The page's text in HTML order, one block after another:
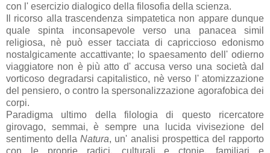
con l' esercizio dialogico della filosofia della scienza.
Il ricorso alla trascendenza simpatetica non appare dunque
quale spinta inconsapevole verso una panacea simil
religiosa, nè può esser tacciata di capriccioso edonismo
nostalgicamente accattivante; lo spaesamento dell' odierno
viaggiatore non è più atto d' accusa verso una società dal
vorticoso degradarsi capitalistico, nè verso l' atomizzazione
del pensiero, o contro la spersonalizzazione agorafobica dei
corpi.
Paradigma ultimo della filologia di questo ricercatore
girovago, semmai, è sempre una lucida vivisezione del
sentimento dellaNatura, un' analisi prospettica del rapporto
con le proprie radici, culturali e ctonie, familiari e